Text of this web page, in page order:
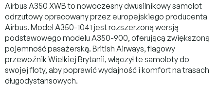
Airbus A350 XWB to nowoczesny dwusilnikowy samolot
odrzutowy opracowany przez europejskiego producenta
Airbus. Model A350-1041 jest rozszerzoną wersją
podstawowego modelu A350-900, oferującą zwiększoną
pojemność pasażerską. British Airways, flagowy
przewoźnik Wielkiej Brytanii, włączył te samoloty do
swojej floty, aby poprawić wydajność i komfort na trasach
długodystansowych.